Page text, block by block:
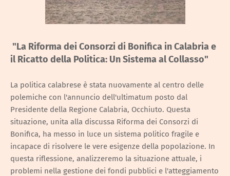
"La Riforma dei Consorzi di Bonifica in Calabria e
il Ricatto della Politica: Un Sistema al Collasso"
La politica calabrese è stata nuovamente al centro delle
polemiche con l'annuncio dell'ultimatum posto dal
Presidente della Regione Calabria, Occhiuto. Questa
situazione, unita alla discussa Riforma dei Consorzi di
Bonifica, ha messo in luce un sistema politico fragile e
incapace di risolvere le vere esigenze della popolazione. In
questa riflessione, analizzeremo la situazione attuale, i
problemi nella gestione dei fondi pubblici e l'atteggiamento